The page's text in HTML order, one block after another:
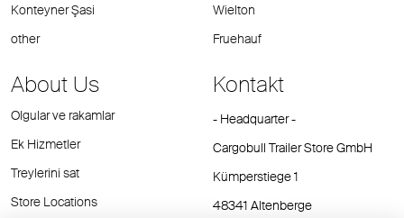
Konteyner Şasi
other
Wielton
Fruehauf
About Us
Olgular ve rakamlar
Ek Hizmetler
Treylerini sat
Store Locations
Kontakt
- Headquarter -
Cargobull Trailer Store GmbH
Kümperstiege 1
48341 Altenberge